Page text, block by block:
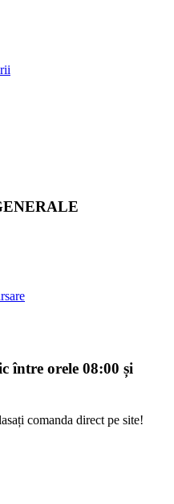
între orele 08:00 și
comanda direct pe site!